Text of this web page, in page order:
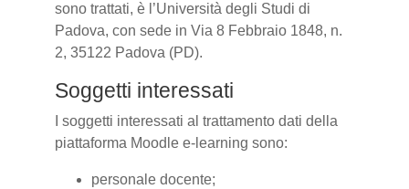
sono trattati, è l’Università degli Studi di
Padova, con sede in Via 8 Febbraio 1848, n.
2, 35122 Padova (PD).
Soggetti interessati
I soggetti interessati al trattamento dati della
piattaforma Moodle e-learning sono:
personale docente;